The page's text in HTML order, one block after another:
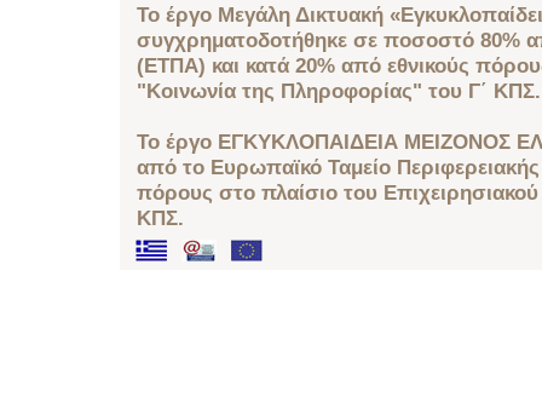
Το έργο Μεγάλη Δικτυακή
συγχρηματοδοτήθηκε σε ποσοστό 80%
(ΕΤΠΑ) και κατά 20% από εθνικούς
"Κοινωνία της Πληροφορίας" του Γ΄ ΚΠΣ.
Το έργο ΕΓΚΥΚΛΟΠΑΙΔΕΙΑ ΜΕΙΖΟΝΟΣ
από το Ευρωπαϊκό Ταμείο
πόρους στο πλαίσιο του
ΚΠΣ.